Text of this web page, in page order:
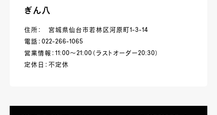
ぎん八
住所： 宮城県仙台市若林区河原町1-3-14
電話：022-266-1065
営業情報：11:00～21:00（ラストオーダー20:30）
定休日：不定休